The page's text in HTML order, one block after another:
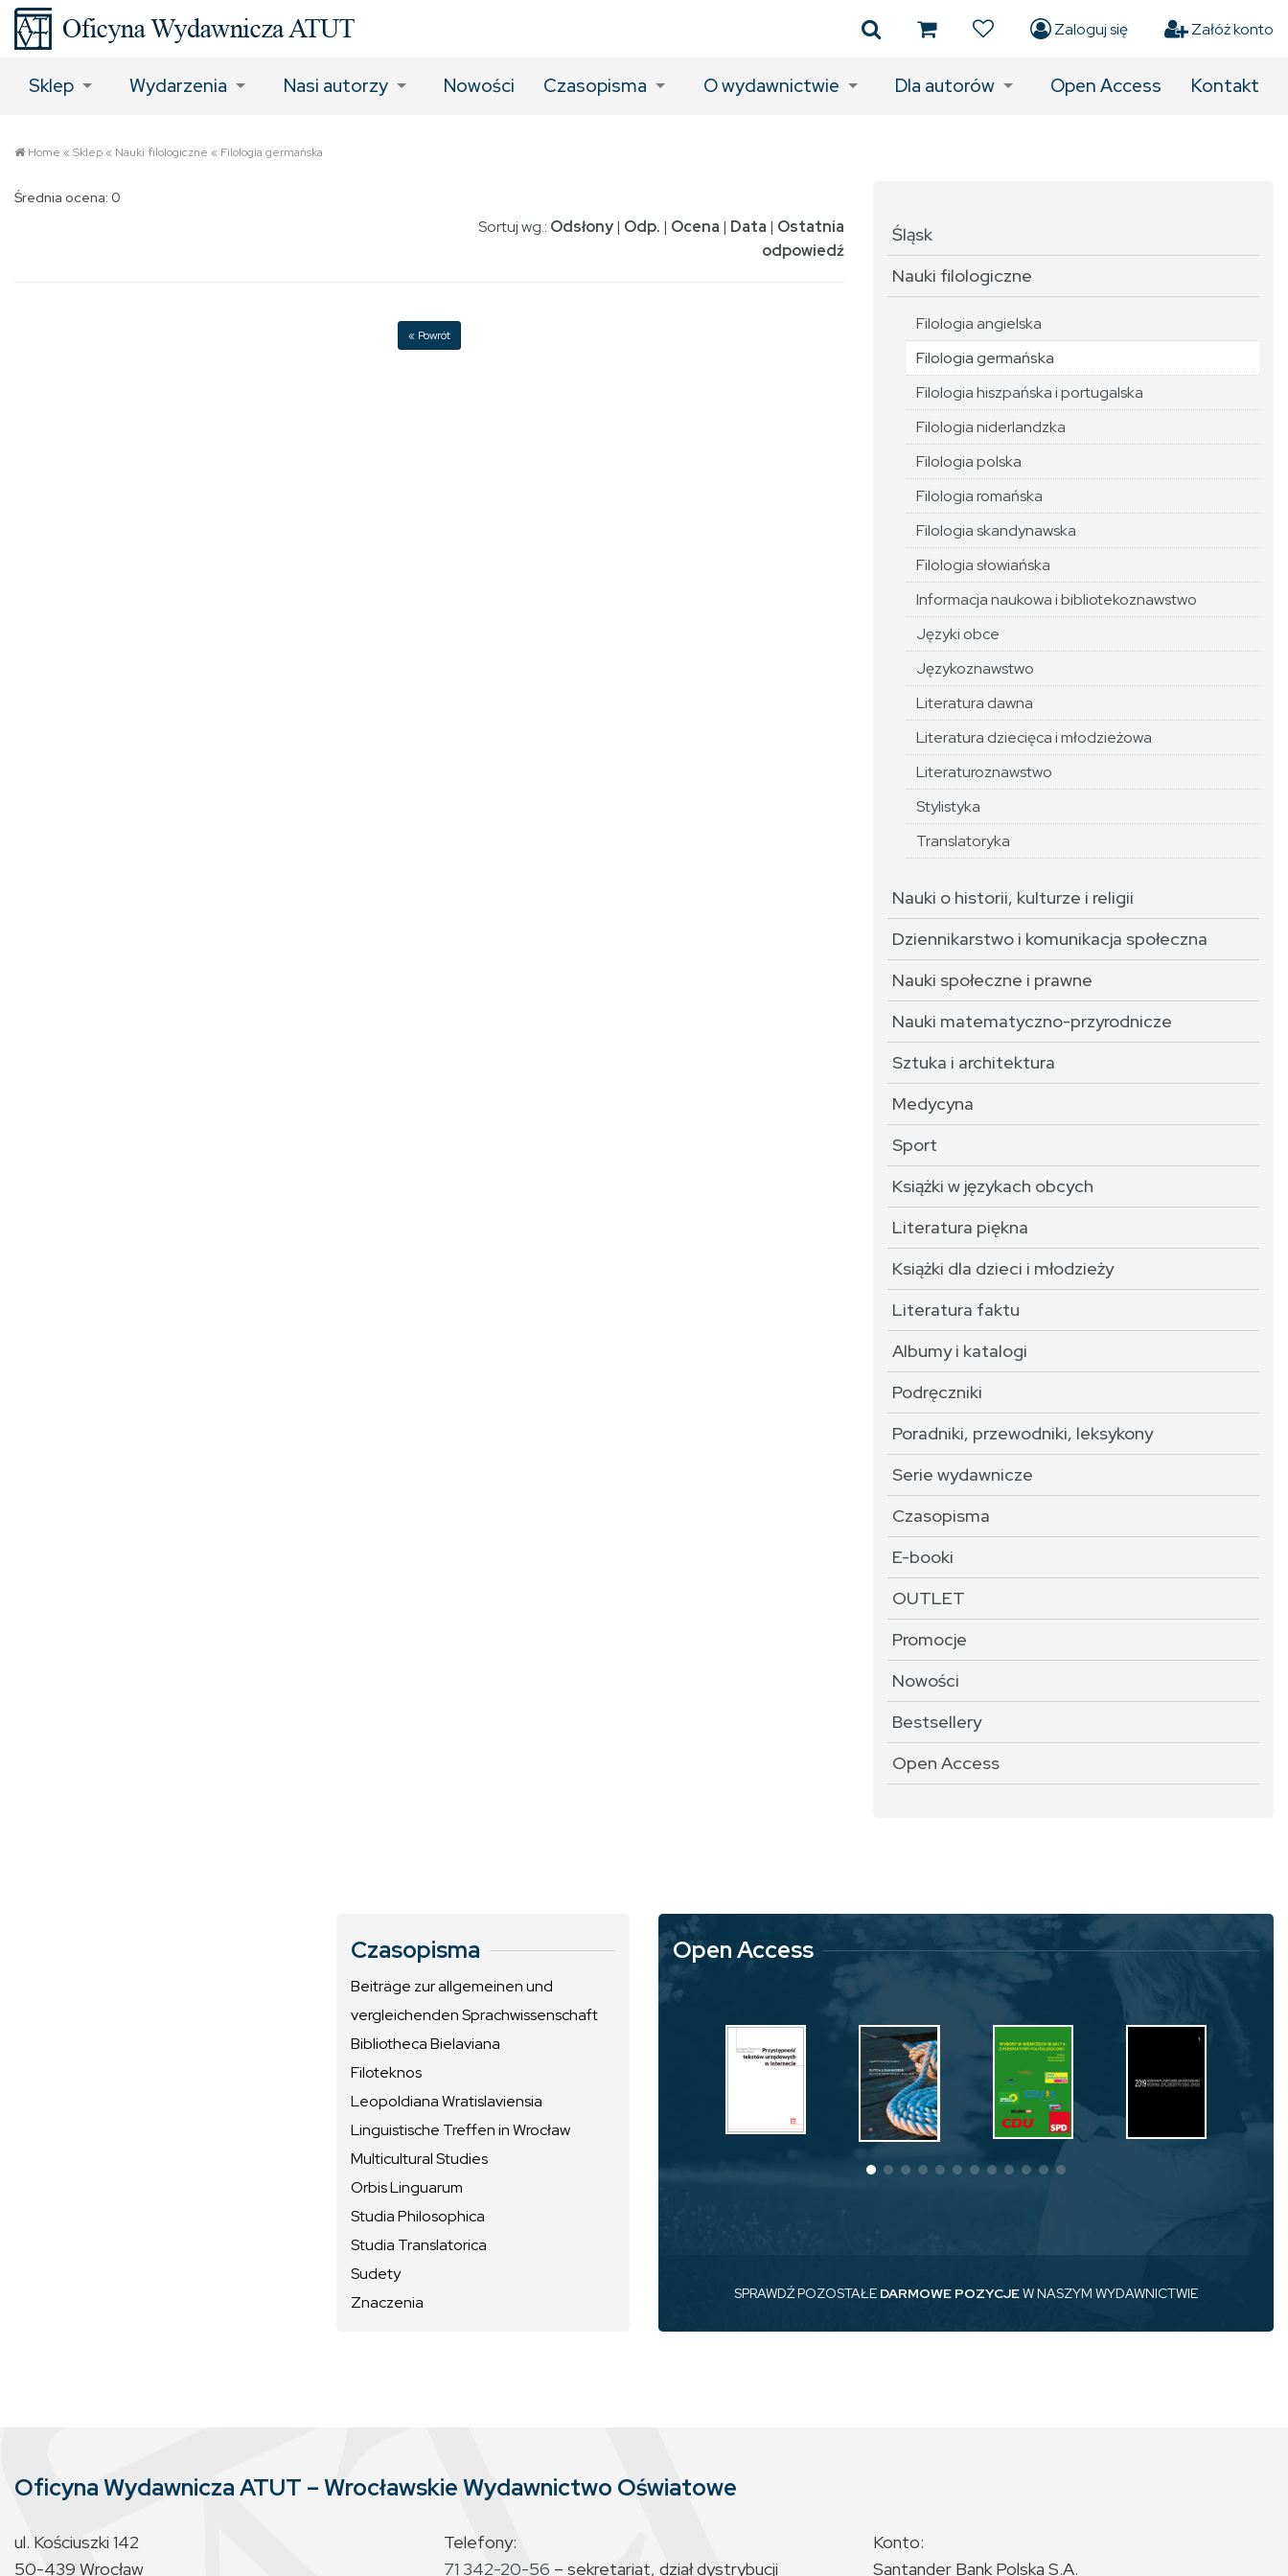
Zaloguj się Załóż konto
Sklep Wydarzenia Nasi autorzy Nowości Czasopisma O wydawnictwie Dla autorów Open Access Kontakt
Home «Sklep« Nauki filologiczne « Filologia germańska
Średnia ocena: 0
Sortuj wg.: Odsłony| Odp. | Ocena | Data | Ostatnia
odpowiedź
« Powrót
Śląsk
Nauki filologiczne
Filologia angielska
Filologia germańska
Filologia hiszpańska i portugalska
Filologia niderlandzka
Filologia polska
Filologia romańska
Filologia skandynawska
Filologia słowiańska
Informacja naukowa i bibliotekoznawstwo
Języki obce
Językoznawstwo
Literatura dawna
Literatura dziecięca i młodzieżowa
Literaturoznawstwo
Stylistyka
Translatoryka
Nauki o historii, kulturze i religii
Dziennikarstwo i komunikacja społeczna
Nauki społeczne i prawne
Nauki matematyczno-przyrodnicze
Sztuka i architektura
Medycyna
Sport
Książki w językach obcych
Literatura piękna
Książki dla dzieci i młodzieży
Literatura faktu
Albumy i katalogi
Podręczniki
Poradniki, przewodniki, leksykony
Serie wydawnicze
Czasopisma
E-booki
OUTLET
Promocje
Nowości
Bestsellery
Open Access
Czasopisma
Beiträge zur allgemeinen und
vergleichenden Sprachwissenschaft
Bibliotheca Bielaviana
Filoteknos
Leopoldiana Wratislaviensia
Linguistische Treffen in Wrocław
Multicultural Studies
Orbis Linguarum
Studia Philosophica
Studia Translatorica
Sudety
Znaczenia
Open Access
SPRAWDŹ POZOSTAŁE DARMOWE POZYCJEW NASZYM WYDAWNICTWIE
Oficyna Wydawnicza ATUT – Wrocławskie Wydawnictwo Oświatowe
ul. Kościuszki 142
50-439 Wrocław
Telefony:
71 342-20-56 – sekretariat, dział dystrybucji
Konto:
Santander Bank Polska S.A.